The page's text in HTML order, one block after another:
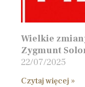
Wielkie
Zygmunt
22/07/2025
Czytaj więcej »